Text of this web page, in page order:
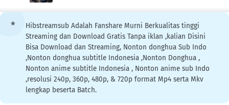
Hibstreamsub Adalah Fanshare Murni Berkualitas tinggi
Streaming dan Download Gratis Tanpa iklan ,kalian Disini
Bisa Download dan Streaming, Nonton donghua Sub Indo
,Nonton donghua subtitle Indonesia ,Nonton Donghua ,
Nonton anime subtitle Indonesia , Nonton anime sub Indo
,resolusi 240p, 360p, 480p, & 720p format Mp4 serta Mkv
lengkap beserta Batch.